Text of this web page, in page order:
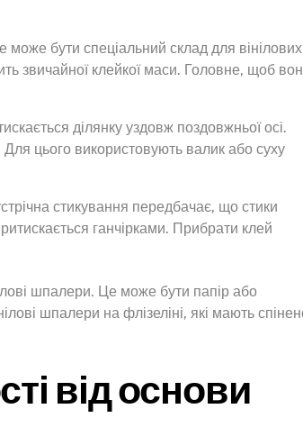
може бути спеціальний склад для вінілових
звичайної клейкої маси. Головне, щоб
ділянку уздовж поздовжньої осі.
цього використовують валик або суху
стикування передбачає, що стики
ганчірками. Прибрати клей
шпалери. Це може бути папір або
шпалери на флізеліні, які мають
від основи